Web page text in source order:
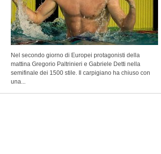
Nel secondo giorno di Europei protagonisti della
mattina Gregorio Paltrinieri e Gabriele Detti nella
semifinale dei 1500 stile. Il carpigiano ha chiuso con
una...